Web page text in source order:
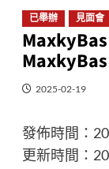
已舉辦 見面會
2025-02-19
發佈時間：
更新時間：